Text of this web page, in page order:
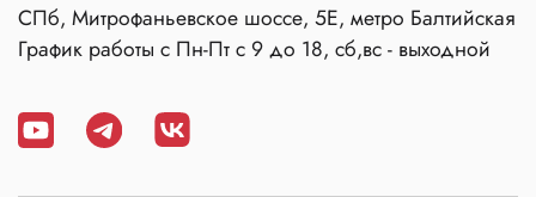
СПб, Митрофаньевское шоссе, 5Е, метро Балтийская
График работы с Пн-Пт с 9 до 18, сб,вс - выходной